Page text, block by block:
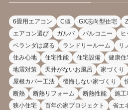
6畳用エアコン C値 GX志向型住宅
エアコン選び
ガルバ バルコニー
ベランダは腐る
ランドリールーム リ
住み心地
住宅性能 住宅設備 健康住
地震対策
天井がないお風呂 家づくり
屋根カバー工法
後悔しない家づくり
断熱
断熱リフォーム 断熱性能 施工
狭小住宅
百年の家プロジェクト 省エ